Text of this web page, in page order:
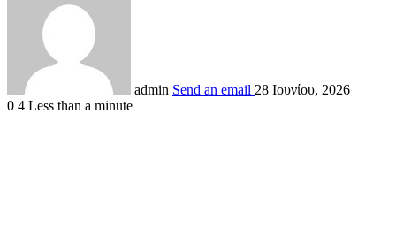
admin Send an email 28 Ιουνίου, 2026
0 4 Less than a minute